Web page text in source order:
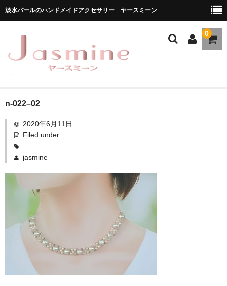
淡水パールのハンドメイドアクセサリー ヤースミーン
0
ホーム
商品一覧
★お勧め商品
メディア掲載
お問い合わせ
n-022–02
2020年6月11日
Filed under:
jasmine